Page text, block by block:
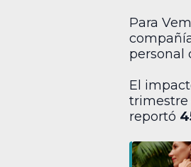
Para
personal
El
trimestre
reportó